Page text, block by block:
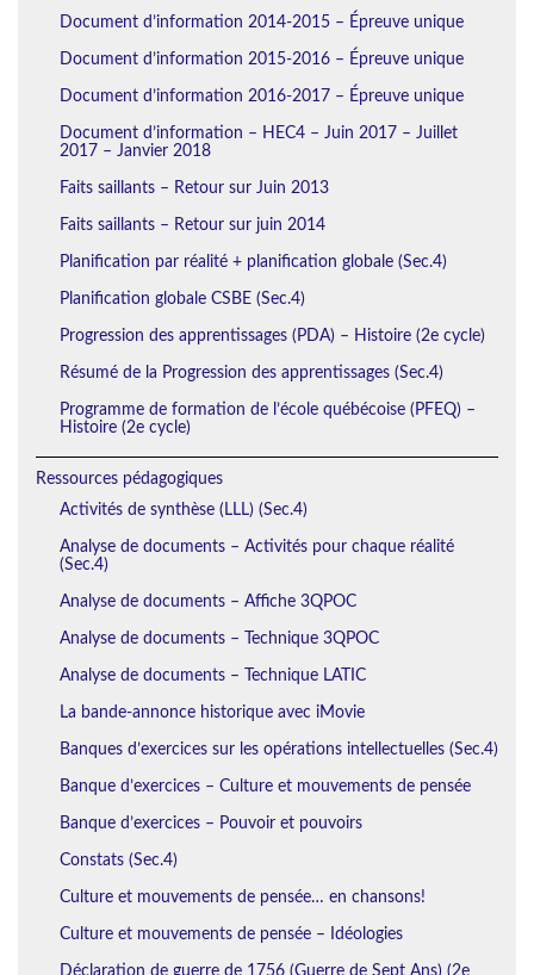
Document d’information 2014-2015 – Épreuve unique
Document d’information 2015-2016 – Épreuve unique
Document d’information 2016-2017 – Épreuve unique
Document d’information – HEC4 – Juin 2017 – Juillet
2017 – Janvier 2018
Faits saillants – Retour sur Juin 2013
Faits saillants – Retour sur juin 2014
Planification par réalité + planification globale (Sec.4)
Planification globale CSBE (Sec.4)
Progression des apprentissages (PDA) – Histoire (2e cycle)
Résumé de la Progression des apprentissages (Sec.4)
Programme de formation de l’école québécoise (PFEQ) –
Histoire (2e cycle)
Ressources pédagogiques
Activités de synthèse (LLL) (Sec.4)
Analyse de documents – Activités pour chaque réalité
(Sec.4)
Analyse de documents – Affiche 3QPOC
Analyse de documents – Technique 3QPOC
Analyse de documents – Technique LATIC
La bande-annonce historique avec iMovie
Banques d’exercices sur les opérations intellectuelles (Sec.4)
Banque d’exercices – Culture et mouvements de pensée
Banque d’exercices – Pouvoir et pouvoirs
Constats (Sec.4)
Culture et mouvements de pensée… en chansons!
Culture et mouvements de pensée – Idéologies
Déclaration de guerre de 1756 (Guerre de Sept Ans) (2e